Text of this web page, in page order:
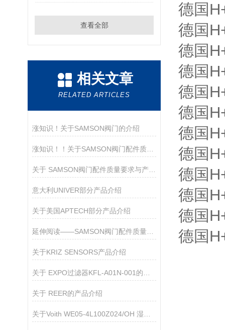
查看全部
相关文章
RELATED ARTICLES
涨知识！关于SAMSON阀门的介绍
关于 SAMSON阀门配件质量要求与产品亮点
意大利UNIVER部分产品介绍
关于美国APTECH部分产品介绍
延伸阅读——SAMSON阀门配件质量要求与产品亮点
关于KRIZ SENSORS产品介绍
关于 REER的产品介绍
德国
德国
德国
德国
德国
德国
德国
德国
德国
德国
德国
德国